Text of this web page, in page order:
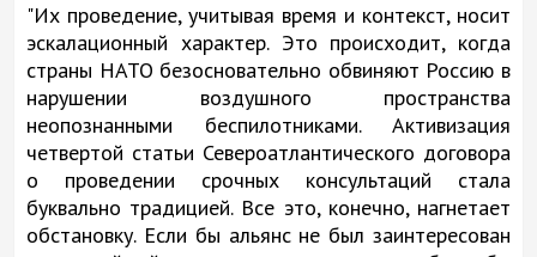
"Их проведение, учитывая время и контекст, носит
эскалационный характер. Это происходит, когда
страны НАТО безосновательно обвиняют Россию в
нарушении воздушного пространства
неопознанными беспилотниками. Активизация
четвертой статьи Североатлантического договора
о проведении срочных консультаций стала
буквально традицией. Все это, конечно, нагнетает
обстановку. Если бы альянс не был заинтересован